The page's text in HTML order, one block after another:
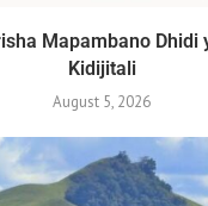
Mapambano Dhidi
Kidijitali
August 5, 2026